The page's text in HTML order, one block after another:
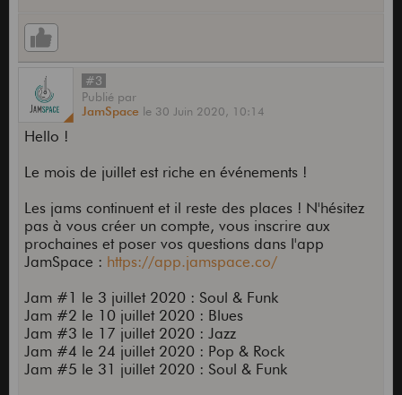
#3
Publié par
JamSpace le 30 Juin 2020, 10:14
Hello !
Le mois de juillet est riche en événements !
Les jams continuent et il reste des places ! N'hésitez
pas à vous créer un compte, vous inscrire aux
prochaines et poser vos questions dans l'app
JamSpace : https://app.jamspace.co/
Jam #1 le 3 juillet 2020 : Soul & Funk
Jam #2 le 10 juillet 2020 : Blues
Jam #3 le 17 juillet 2020 : Jazz
Jam #4 le 24 juillet 2020 : Pop & Rock
Jam #5 le 31 juillet 2020 : Soul & Funk